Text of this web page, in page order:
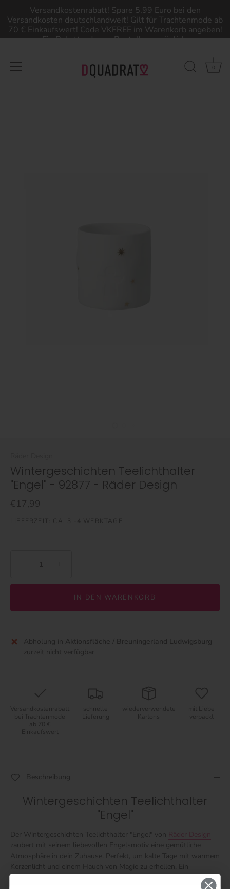
Versandkostenrabatt! Spare 5,99 Euro bei den
Versandkosten deutschlandweit! Gilt für Trachtenmode ab
70 € Einkaufswert! Code VKFREE im Warenkorb angeben!
Ein Rabattcode pro Bestellung möglich.
0
Wintergeschichten Teelichthalter
"Engel" - 92877 - Räder Design
€17,99
LIEFERZEIT: CA. 3 -4 WERKTAGE
−
IN DEN WARENKORB
Abholung in Aktionsfläche / Breuningerland Ludwigsburg
zurzeit nicht verfügbar
Versandkostenrabatt
bei Trachtenmode
ab 70 €
Einkaufswert
schnelle
Lieferung
wiederverwendete
Kartons
mit Liebe
verpackt
Beschreibung
Wintergeschichten Teelichthalter
"Engel"
Der Wintergeschichten Teelichthalter "Engel" von
Räder Design
zaubert mit seinem liebevollen Engelsmotiv eine gemütliche
Atmosphäre in dein Zuhause. Perfekt, um kalte Tage mit warmem
Kerzenlicht und einem Hauch von Magie zu erhellen. Ein
charmanter Begleiter für deine Winterabende, der dein Zuhause